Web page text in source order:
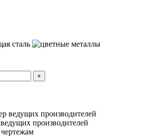
+
ведущих производителей